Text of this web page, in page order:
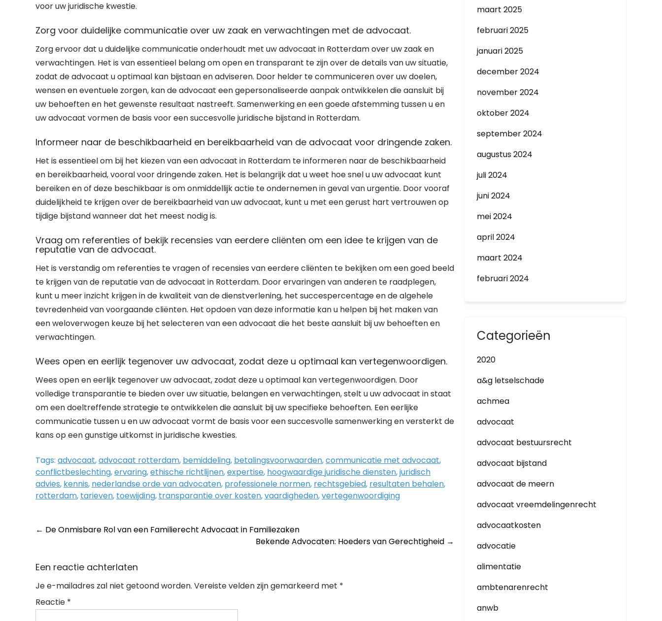
voor uw juridische kwestie.
Zorg voor duidelijke communicatie over uw zaak en verwachtingen met de advocaat.
Zorg ervoor dat u duidelijke communicatie onderhoudt met uw advocaat in Rotterdam over uw zaak en
verwachtingen. Het is van essentieel belang om open en transparant te zijn over de details van uw situatie,
zodat de advocaat u optimaal kan bijstaan en adviseren. Door helder te communiceren over uw doelen,
wensen en eventuele zorgen, kan de advocaat een gepersonaliseerde aanpak ontwikkelen die aansluit bij
uw behoeften en het gewenste resultaat nastreeft. Samenwerking en een goede afstemming tussen u en
uw advocaat vormen de basis voor een succesvolle juridische bijstand in Rotterdam.
Informeer naar de beschikbaarheid en bereikbaarheid van de advocaat voor dringende zaken.
Het is essentieel om bij het kiezen van een advocaat in Rotterdam te informeren naar de beschikbaarheid
en bereikbaarheid, vooral voor dringende zaken. Het is belangrijk dat u weet hoe snel u uw advocaat kunt
bereiken en of deze beschikbaar is om onmiddellijk actie te ondernemen in geval van urgentie. Door vooraf
duidelijkheid te krijgen over de bereikbaarheid van uw advocaat, kunt u met een gerust hart vertrouwen op
tijdige bijstand wanneer dat het meest nodig is.
Vraag om referenties of bekijk recensies van eerdere cliënten om een idee te krijgen van de
reputatie van de advocaat.
Het is verstandig om referenties te vragen of recensies van eerdere cliënten te bekijken om een goed beeld
te krijgen van de reputatie van de advocaat in Rotterdam. Door ervaringen van anderen te raadplegen,
kunt u meer inzicht krijgen in de kwaliteit van de dienstverlening, het succespercentage en de algehele
tevredenheid van voorgaande cliënten. Het opdoen van deze informatie kan u helpen bij het maken van
een weloverwogen keuze bij het selecteren van een advocaat die het beste aansluit bij uw behoeften en
verwachtingen.
Wees open en eerlijk tegenover uw advocaat, zodat deze u optimaal kan vertegenwoordigen.
Wees open en eerlijk tegenover uw advocaat, zodat deze u optimaal kan vertegenwoordigen. Door
volledige transparantie te bieden over uw situatie, belangen en verwachtingen, stelt u uw advocaat in staat
om een doeltreffende strategie te ontwikkelen die aansluit bij uw specifieke behoeften. Een eerlijke
communicatie tussen u en uw advocaat vormt de basis voor een succesvolle samenwerking en versterkt de
kans op een gunstige uitkomst in juridische kwesties.
Tags: advocaat,advocaat rotterdam, bemiddeling, betalingsvoorwaarden,communicatie met advocaat,
conflictbeslechting,ervaring,ethische richtlijnen,expertise, hoogwaardige juridische diensten,juridisch
advies, kennis, nederlandse orde van advocaten, professionele normen, rechtsgebied, resultaten behalen,
rotterdam, tarieven, toewijding, transparantie over kosten,vaardigheden,vertegenwoordiging
Post
← De Onmisbare Rol van een Familierecht Advocaat in Familiezaken
Bekende Advocaten: Hoeders van Gerechtigheid →
Een reactie achterlaten
Je e-mailadres zal niet getoond worden. Vereiste velden zijn gemarkeerd met *
Reactie *
maart 2025
februari 2025
januari 2025
december 2024
november 2024
oktober 2024
september 2024
augustus 2024
juli 2024
juni 2024
mei 2024
april 2024
maart 2024
februari 2024
Categorieën
2020
a&g letselschade
achmea
advocaat
advocaat bestuursrecht
advocaat bijstand
advocaat de meern
advocaat vreemdelingenrecht
advocaatkosten
advocatie
alimentatie
ambtenarenrecht
anwb